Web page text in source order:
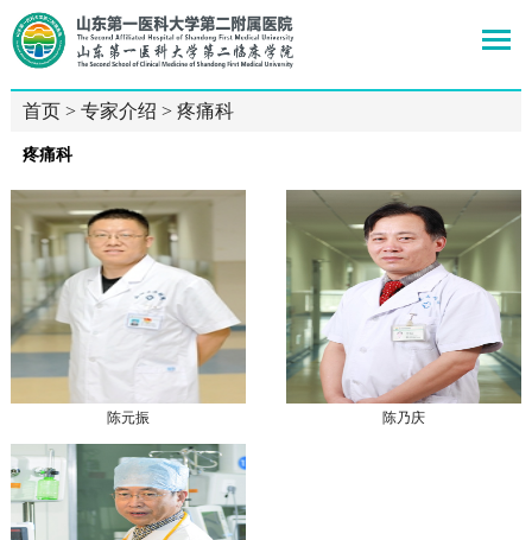
首页> 专家介绍 > 疼痛科
疼痛科
陈元振 陈乃庆